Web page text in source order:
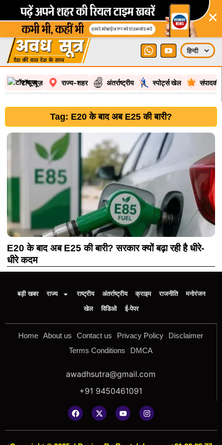
×
टॉप न्यूज़ राज्य-शहर अंतर्राष्ट्रीय स्पोर्ट्स खेल
Tag: E20 के बाद अब E25 की बारी?
E20 के बाद अब E25 की बारी? सरकार क्यों बढ़ा रही है धीरे-
धीरे कदम
बड़ी खबर राज्य राष्ट्रीय अंतर्राष्ट्रीय क्राइम राजनीति
मनोरंजन
खेल
विडिओ ई-पेपर
Home About us Contact us Privacy Policy
Disclaimer
Terms Conditions
DMCA
awadhsutra@gmail.com
+91 9450461091